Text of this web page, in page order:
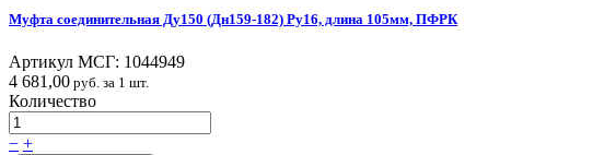
Муфта соединительная Ду150 (Дн159-182) Ру16, длина 105мм, ПФРК
Артикул МСГ: 1044949
4 681,00 руб. за 1 шт.
Количество
− +